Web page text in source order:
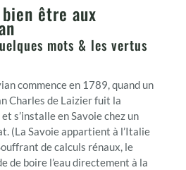
être aux
mots & les vertus
commence en 1789, quand un
Charles de Laizier fuit la
s’installe en Savoie chez un
(La Savoie appartient à l’Italie
de calculs rénaux, le
de boire l’eau directement à la